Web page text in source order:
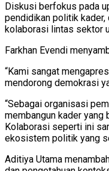
Diskusi berfokus pada
pendidikan politik
kolaborasi lintas sektor
Farkhan Evendi
“Kami sangat
mendorong demokrasi
“Sebagai organisasi
membangun kader yang
Kolaborasi seperti ini
ekosistem politik yang
Aditiya Utama